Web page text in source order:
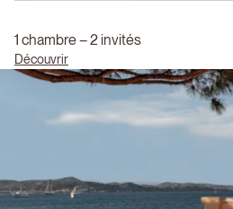
1 chambre – 2 invités
Découvrir